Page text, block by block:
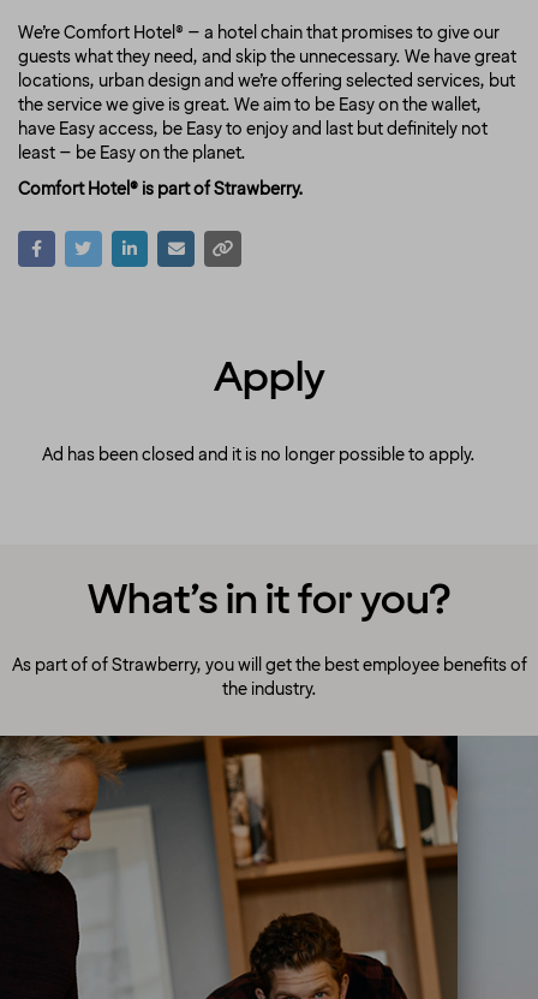
We’re Comfort Hotel® – a hotel chain that promises to give our
guests what they need, and skip the unnecessary. We have great
locations, urban design and we’re offering selected services, but
the service we give is great. We aim to be Easy on the wallet,
have Easy access, be Easy to enjoy and last but definitely not
least – be Easy on the planet.
Comfort Hotel® is part of Strawberry.
Apply
Ad has been closed and it is no longer possible to apply.
What’s in it for you?
As part of of Strawberry, you will get the best employee benefits of
the industry.
A culture to cherish